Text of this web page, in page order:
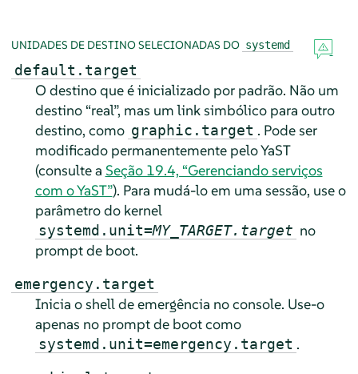
UNIDADES DE DESTINO SELECIONADAS DO systemd
default.target
O destino que é inicializado por padrão. Não um
destino “real”, mas um link simbólico para outro
destino, como graphic.target . Pode ser
modificado permanentemente pelo YaST
(consulte a Seção 19.4, “Gerenciando serviços
com o YaST”). Para mudá-lo em uma sessão, use o
parâmetro do kernel
systemd.unit=MY_TARGET.target no
prompt de boot.
emergency.target
Inicia o shell de emergência no console. Use-o
apenas no prompt de boot como
systemd.unit=emergency.target .